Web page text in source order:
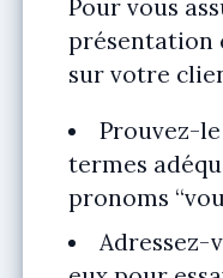
Pour vous
présentation
sur votre
Prouvez-
termes
pronoms
Adressez-